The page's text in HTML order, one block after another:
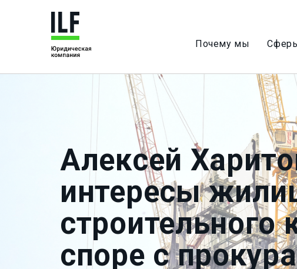
Почему мы
Алексей
интересы
строительного
споре с